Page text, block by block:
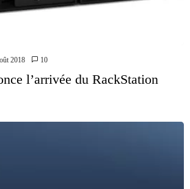
2018 10
l’arrivée du RackStation